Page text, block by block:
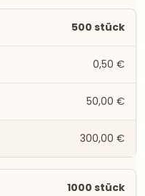
500 stück
0,50 €
50,00 €
300,00 €
1000 stück